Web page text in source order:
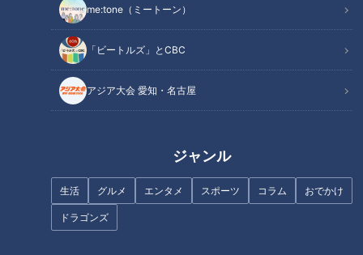
me:tone（ミートーン）
「ビートルズ」とCBC
アジア大会 愛知・名古屋
ジャンル
生活 グルメ エンタメ スポーツ コラム おでかけ
ドラゴンズ
復活を果たした「喫茶満つ葉」
まるで友人の家にでも来たかのようなくつろげる雰囲気の
小倉トーストの歴史と自分らしさを込めた満つ葉の美味し
いメニューの数々
曽祖母の偉大さを感じながらも新たな満つ葉を担う若き店
曽祖母からひ孫へ。マルシェを通じて生まれた縁